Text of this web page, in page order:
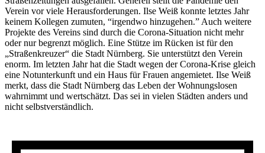
Verein vor viele Herausforderungen. Ilse Weiß konnte letztes Jahr
keinem Kollegen zumuten, “irgendwo hinzugehen.” Auch weitere
Projekte des Vereins sind durch die Corona-Situation nicht mehr
oder nur begrenzt möglich. Eine Stütze im Rücken ist für den
„Straßenkreuzer“ die Stadt Nürnberg. Sie unterstützt den Verein
enorm. Im letzten Jahr hat die Stadt wegen der Corona-Krise gleich
eine Notunterkunft und ein Haus für Frauen angemietet. Ilse Weiß
merkt, dass die Stadt Nürnberg das Leben der Wohnungslosen
wahrnimmt und wertschätzt. Das sei in vielen Städten anders und
nicht selbstverständlich.